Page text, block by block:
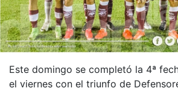
Este domingo se completó la 4ª
el viernes con el triunfo de